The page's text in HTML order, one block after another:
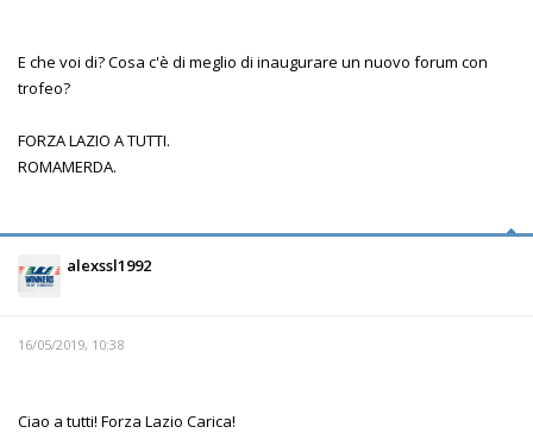
E che voi di? Cosa c'è di meglio di inaugurare un nuovo forum con
trofeo?
FORZA LAZIO A TUTTI.
ROMAMERDA.
alexssl1992
16/05/2019, 10:38
Ciao a tutti! Forza Lazio Carica!